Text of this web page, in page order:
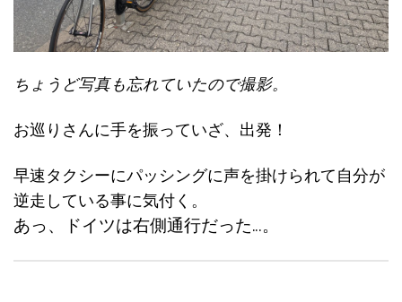
ちょうど写真も忘れていたので撮影。
お巡りさんに手を振っていざ、出発！
早速タクシーにパッシングに声を掛けられて自分が
逆走している事に気付く。
あっ、ドイツは右側通行だった…。